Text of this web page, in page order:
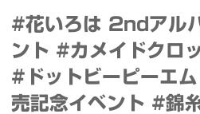
ア
ン
バ
る
堀
切
#花いろは 2ndアル
ント #カメイドクロ
#ドットビーピーエ
売記念イベント #錦